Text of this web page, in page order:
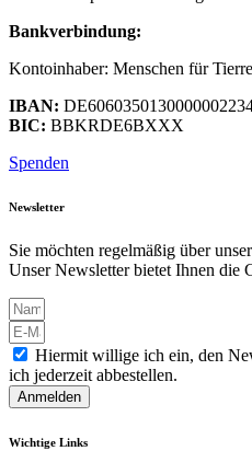
Bankverbindung:
Kontoinhaber: Menschen für
IBAN:
BIC: BBKRDE6BXXX
Spenden
Newsletter
Sie möchten regelmäßig über
Unser Newsletter bietet Ihnen die
Hiermit willige ich ein, den
ich jederzeit abbestellen.
Anmelden
Wichtige Links